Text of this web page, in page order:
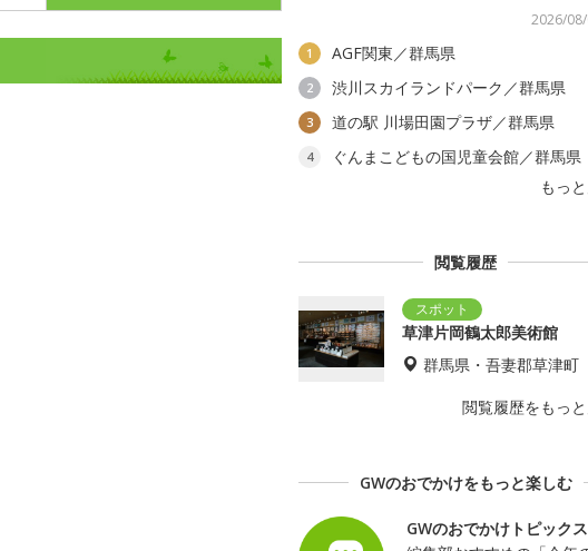
2026/
1 AGF関東／群馬県
2 渋川スカイランドパーク／群馬県
3 道の駅 川場田園プラザ／群馬県
4
ぐんまこどもの国児童会館／群馬県
もっ
閲覧履歴
草津片岡鶴太郎美術館
群馬県・吾妻郡草津町
閲覧履歴をもっ
GWのおでかけをもっと楽しむ
GWのおでかけトピックス